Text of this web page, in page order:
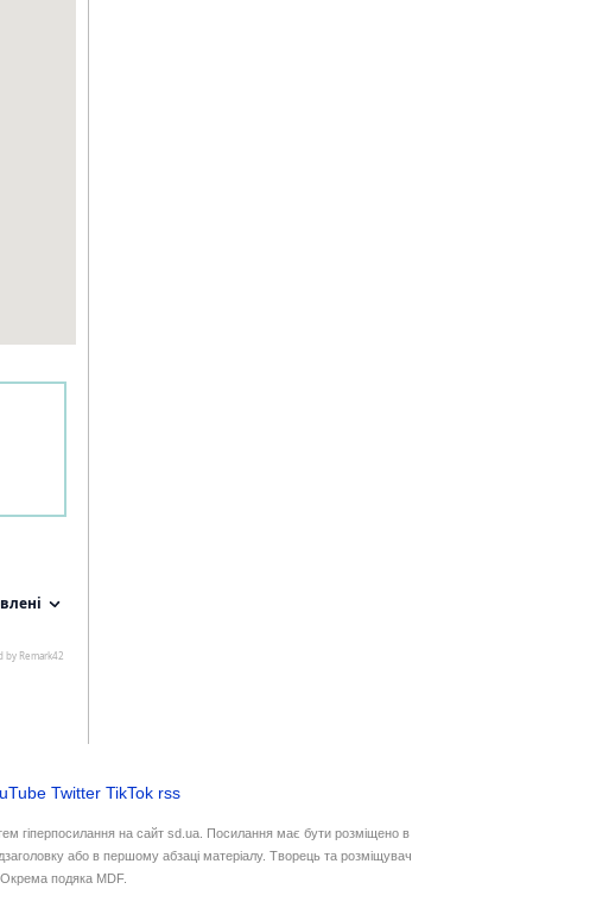
Twitter TikTok rss
гіперпосилання на сайт sd.ua. Посилання має бути розміщено в
або в першому абзаці матеріалу. Творець та розміщувач
подяка MDF.